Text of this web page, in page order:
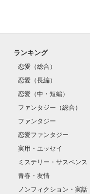
ランキング
恋愛（総合）
恋愛（長編）
恋愛（中・短編）
ファンタジー（総合）
ファンタジー
恋愛ファンタジー
実用・エッセイ
ミステリー・サスペンス
青春・友情
ノンフィクション・実話